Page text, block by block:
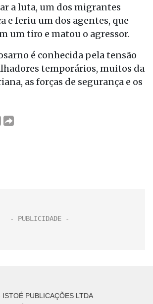
a luta, um dos migrantes
e feriu um dos agentes, que
um tiro e matou o agressor.
é conhecida pela tensão
temporários, muitos da
as forças de segurança e os
PUBLICAÇÕES LTDA